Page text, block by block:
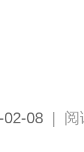
02-08 | 阅